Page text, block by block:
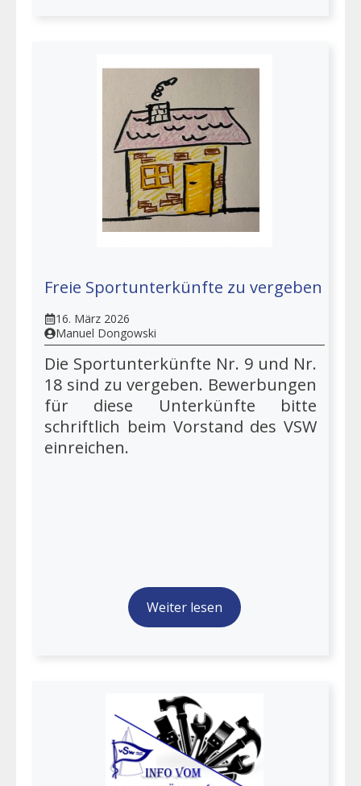
Freie Sportunterkünfte zu vergeben
16. März 2026
Manuel Dongowski
Die Sportunterkünfte Nr. 9 und Nr.
18 sind zu vergeben. Bewerbungen
für diese Unterkünfte bitte
schriftlich beim Vorstand des VSW
einreichen.
Weiter lesen